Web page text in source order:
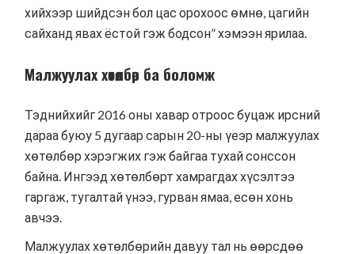
хийхээр шийдсэн бол цас орохоос өмнө, цагийн
сайханд явах ёстой гэж бодсон” хэмээн ярилаа.
Малжуулах хөтөлбөр ба боломж
Тэднийхийг 2016 оны хавар отроос буцаж ирсний
дараа буюу 5 дугаар сарын 20-ны үеэр малжуулах
хөтөлбөр хэрэгжих гэж байгаа тухай сонссон
байна. Ингээд хөтөлбөрт хамрагдах хүсэлтээ
гаргаж, тугалтай үнээ, гурван ямаа, есөн хонь
авчээ.
Малжуулах хөтөлбөрийн давуу тал нь өөрсдөө